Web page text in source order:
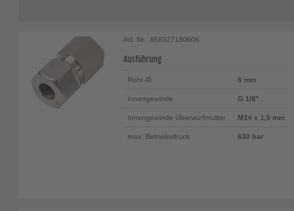
Art. Nr.: 858327180606
Ausführung
Rohr-Ø 6 mm
Innengewinde G 1/8"
Innengewinde Überwurfmutter M14 x 1,5 mm
max. Betriebsdruck 630 bar